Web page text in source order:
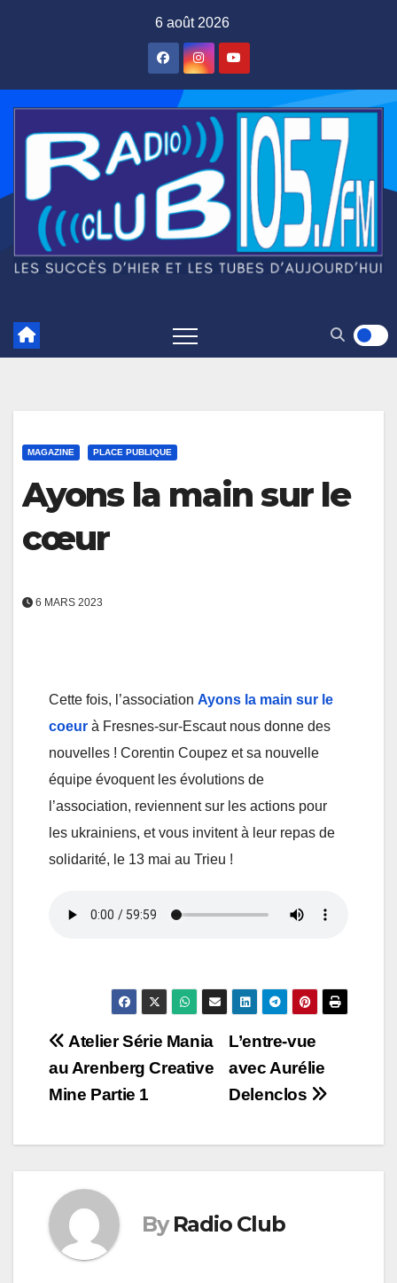
6 août 2026
MAGAZINE PLACE PUBLIQUE
Ayons la main sur le
cœur
6 MARS 2023
Cette fois, l’association Ayons la main sur le
coeur à Fresnes-sur-Escaut nous donne des
nouvelles ! Corentin Coupez et sa nouvelle
équipe évoquent les évolutions de
l’association, reviennent sur les actions pour
les ukrainiens, et vous invitent à leur repas de
solidarité, le 13 mai au Trieu !
Navigation
de
L’entre-vue
avec Aurélie
Delenclos
Atelier Série Mania
au Arenberg Creative
Mine Partie 1
By Radio Club